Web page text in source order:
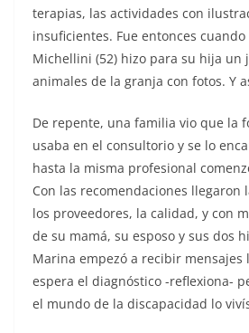
terapias, las actividades con
insuficientes. Fue entonces cuando
Michellini (52) hizo para su hija un
animales de la granja con fotos. Y
De repente, una familia vio que la
usaba en el consultorio y se lo
hasta la misma profesional
Con las recomendaciones llegaron
los proveedores, la calidad, y con
de su mamá, su esposo y sus dos
Marina empezó a recibir mensajes
espera el diagnóstico -reflexiona-
el mundo de la discapacidad lo